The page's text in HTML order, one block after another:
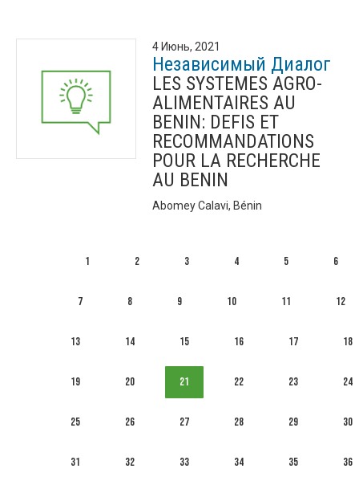
4 Июнь, 2021
Независимый Диалог
LES SYSTEMES AGRO-
ALIMENTAIRES AU
BENIN: DEFIS ET
RECOMMANDATIONS
POUR LA RECHERCHE
AU BENIN
Abomey Calavi, Bénin
1 2 3 4 5 6
7 8 9 10 11 12
13 14 15 16 17 18
19 20 21 22 23 24
25 26 27 28 29 30
31 32 33 34 35 36